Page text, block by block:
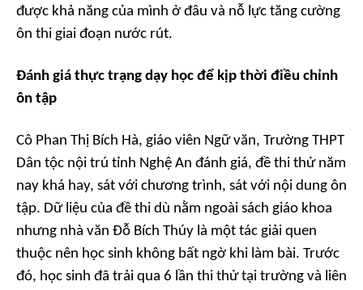
được khả năng của mình ở đâu và nỗ lực tăng cường
ôn thi giai đoạn nước rút.
Đánh giá thực trạng dạy học để kịp thời điều chỉnh
ôn tập
Cô Phan Thị Bích Hà, giáo viên Ngữ văn, Trường THPT
Dân tộc nội trú tỉnh Nghệ An đánh giá, đề thi thử năm
nay khá hay, sát với chương trình, sát với nội dung ôn
tập. Dữ liệu của đề thi dù nằm ngoài sách giáo khoa
nhưng nhà văn Đỗ Bích Thúy là một tác giải quen
thuộc nên học sinh không bất ngờ khi làm bài. Trước
đó, học sinh đã trải qua 6 lần thi thử tại trường và liên